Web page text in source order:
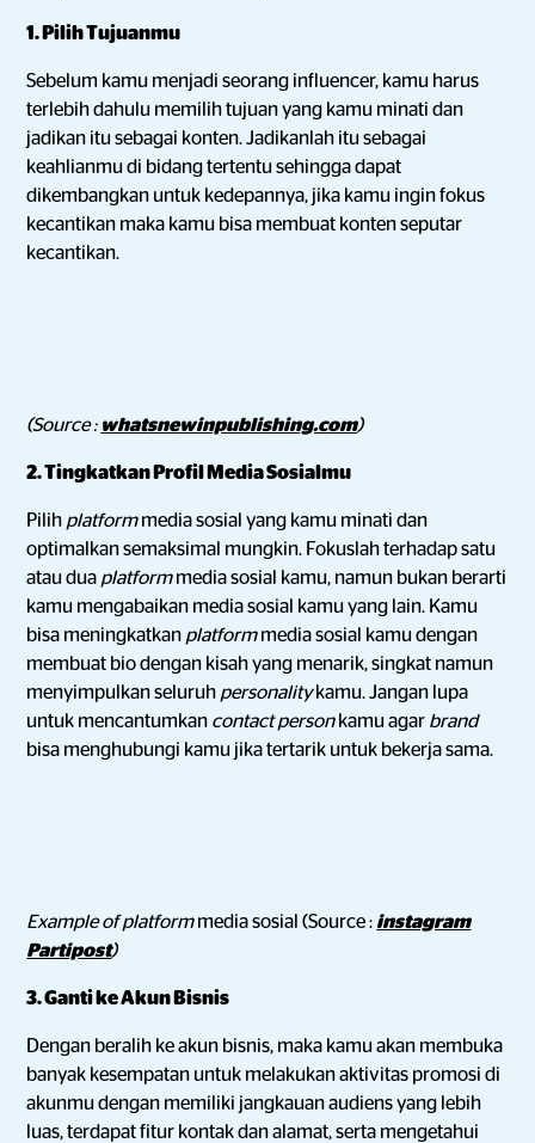
1. Pilih Tujuanmu
Sebelum kamu menjadi seorang influencer, kamu harus
terlebih dahulu memilih tujuan yang kamu minati dan
jadikan itu sebagai konten. Jadikanlah itu sebagai
keahlianmu di bidang tertentu sehingga dapat
dikembangkan untuk kedepannya, jika kamu ingin fokus
kecantikan maka kamu bisa membuat konten seputar
kecantikan.
(Source : whatsnewinpublishing.com)
2. Tingkatkan Profil Media Sosialmu
Pilih platformmedia sosial yang kamu minati dan
optimalkan semaksimal mungkin. Fokuslah terhadap satu
atau dua platformmedia sosial kamu, namun bukan berarti
kamu mengabaikan media sosial kamu yang lain. Kamu
bisa meningkatkan platformmedia sosial kamu dengan
membuat bio dengan kisah yang menarik, singkat namun
menyimpulkan seluruh personalitykamu. Jangan lupa
untuk mencantumkan contact personkamu agar brand
bisa menghubungi kamu jika tertarik untuk bekerja sama.
Example of platformmedia sosial (Source : instagram
Partipost)
3. Ganti ke Akun Bisnis
Dengan beralih ke akun bisnis, maka kamu akan membuka
banyak kesempatan untuk melakukan aktivitas promosi di
akunmu dengan memiliki jangkauan audiens yang lebih
luas, terdapat fitur kontak dan alamat, serta mengetahui